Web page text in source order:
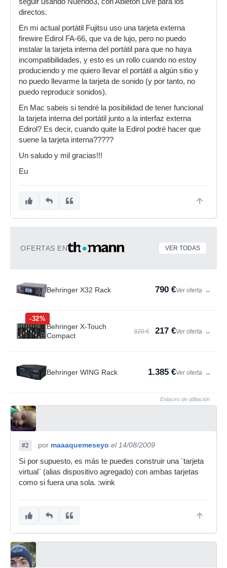
directos.
En mi actual portátil Fujitsu uso una tarjeta externa
firewire Edirol FA-66, que va de lujo, pero no puedo
instalar la tarjeta interna del portátil para que no haya
incompatibilidades, y esto es un rollo cuando no estoy
produciendo y me quiero llevar el portátil a algún sitio y
no puedo llevarme la tarjeta de sonido (y por tanto, no
puedo reproducir sonidos).
En Mac sabeis si tendré la posibilidad de tener funcional
la tarjeta interna del portátil junto a la interfaz externa
Edirol? Es decir, cuando quite la Edirol podré hacer que
suene la tarjeta interna?????
Un saludo y mil gracias!!!
Eu
OFERTAS EN VER TODAS
Behringer X32 Rack 790 €Ver oferta →
-32%
Behringer X-Touch
Compact
320 € 217 €Ver oferta →
Behringer WING Rack 1.385 €Ver oferta →
Enlaces de afiliación
#2 por maaaquemeseyo el 14/08/2009
Si por supuesto, es más te puedes construir una ¨tarjeta
virtual¨ (alias dispositivo agregado) con ambas tarjetas
como si fuera una sola. :wink